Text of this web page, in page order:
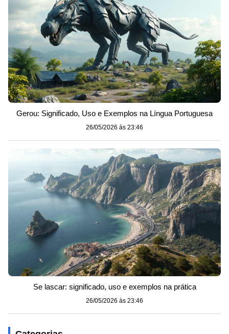
Gerou: Significado, Uso e Exemplos na Língua Portuguesa
26/05/2026 às 23:46
Se lascar: significado, uso e exemplos na prática
26/05/2026 às 23:46